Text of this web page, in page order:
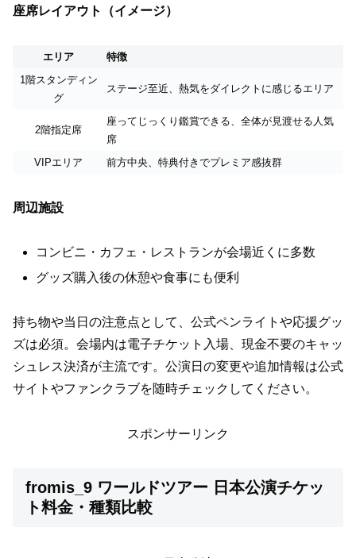
座席レイアウト（イメージ）
エリア
特徴
1階スタンディン
グ
ステージ至近、熱気をダイレクトに感じるエリア
2階指定席
座ってじっくり鑑賞できる、全体が見渡せる人気
席
VIPエリア
前方中央、特典付きでプレミア感抜群
周辺施設
コンビニ・カフェ・レストランが会場近くに多数
グッズ購入後の休憩や食事にも便利
持ち物や当日の注意点として、公式ペンライトや応援グッ
ズは必須。会場内は電子チケット入場、現金不要のキャッ
シュレス決済が主流です。公演日の変更や追加情報は公式
サイトやファンクラブを随時チェックしてください。
スポンサーリンク
fromis_9 ワールドツアー 日本公演チケッ
ト料金・種類比較